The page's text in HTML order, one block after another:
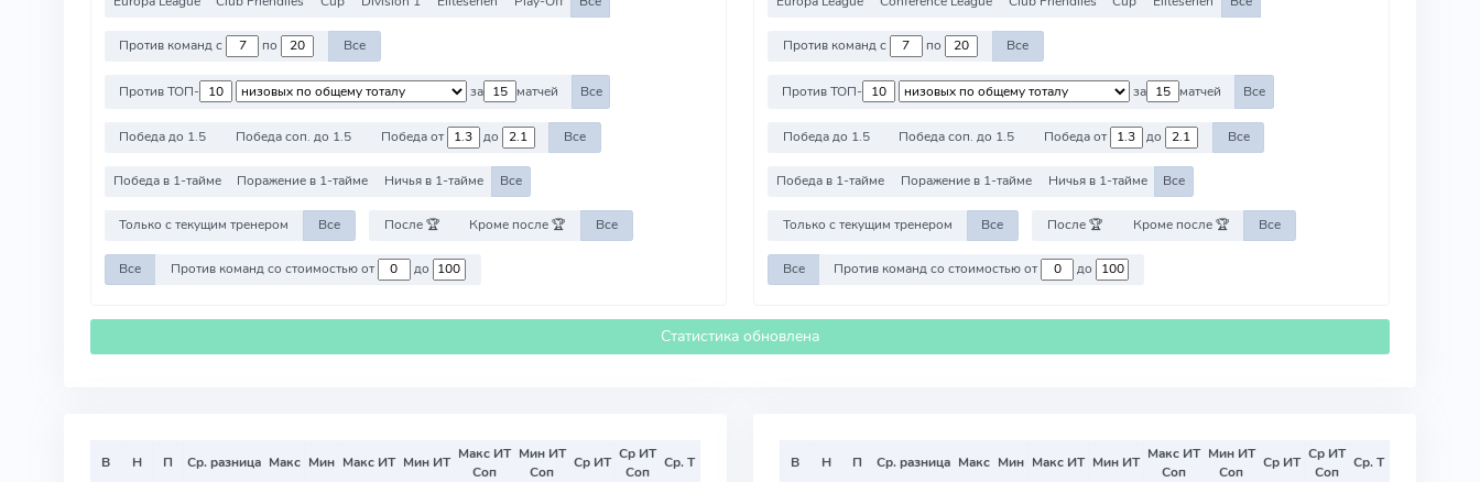
Против команд с по Все
Против ТОП- за матчей Все
Победа до 1.5 Победа соп. до 1.5 Победа от до Все
Победа в 1-тайме Поражение в 1-тайме Ничья в 1-тайме Все
Только с текущим тренером Все После 🏆 Кроме после 🏆 Все
Все Против команд со стоимостью от до
Против команд с по Все
Против ТОП- за матчей Все
Победа до 1.5 Победа соп. до 1.5 Победа от до Все
Победа в 1-тайме Поражение в 1-тайме Ничья в 1-тайме Все
Только с текущим тренером Все После 🏆 Кроме после 🏆 Все
Все Против команд со стоимостью от до
Статистика обновлена
В Н П Ср. разница Макс Мин Макс ИТ Мин ИТ Макс ИТ
Соп
Мин ИТ
Соп
Ср ИТ Ср ИТ
Соп
Ср. Т В Н П Ср. разница Макс Мин Макс ИТ Мин ИТ Макс ИТ
Соп
Мин ИТ
Соп
Ср ИТ Ср ИТ
Соп
Ср. Т